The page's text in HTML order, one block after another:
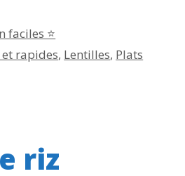
faciles ⭐
et rapides, Lentilles, Plats
riz